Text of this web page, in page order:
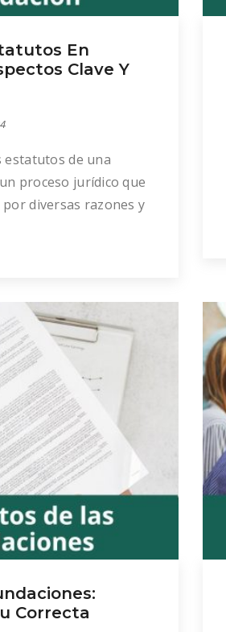
En
Clave Y
estatutos de una
proceso jurídico que
diversas razones y
Este artículo se
basándose en la […]
Correcta